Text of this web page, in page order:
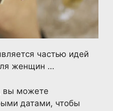
частью идей
женщин …
вы можете
датами, чтобы